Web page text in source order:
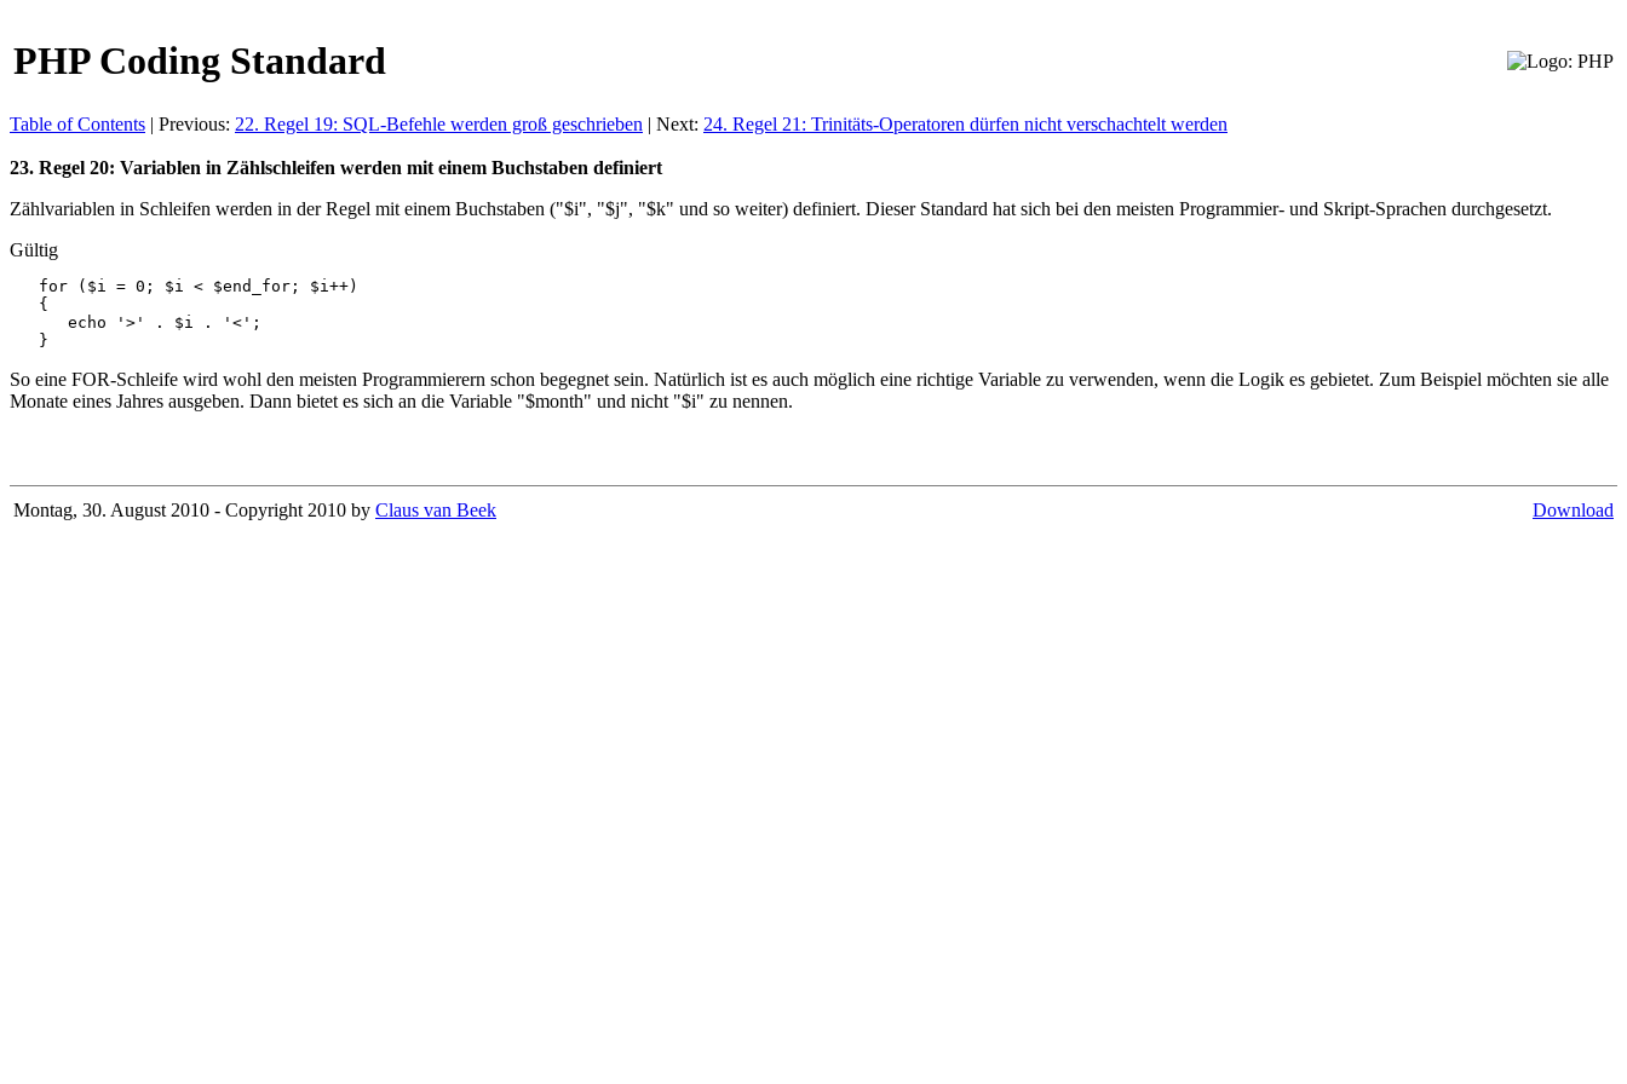
PHP Coding Standard
Table of Contents | Previous: 22. Regel 19: SQL-Befehle werden groß geschrieben | Next: 24. Regel 21: Trinitäts-Operatoren dürfen nicht verschachtelt werden
23. Regel 20: Variablen in Zählschleifen werden mit einem Buchstaben definiert
Zählvariablen in Schleifen werden in der Regel mit einem Buchstaben ("$i", "$j", "$k" und so weiter) definiert. Dieser Standard hat sich bei den meisten Programmier- und Skript-Sprachen durchgesetzt.
Gültig
   for ($i = 0; $i < $end_for; $i++)
   {
      echo '>' . $i . '<';
   }
So eine FOR-Schleife wird wohl den meisten Programmierern schon begegnet sein. Natürlich ist es auch möglich eine richtige Variable zu verwenden, wenn die Logik es gebietet. Zum Beispiel möchten sie alle
Monate eines Jahres ausgeben. Dann bietet es sich an die Variable "$month" und nicht "$i" zu nennen.
Montag, 30. August 2010 - Copyright 2010 by Claus van Beek Download